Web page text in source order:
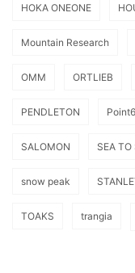
HOKA ONEONE
Mountain Research
OMM ORTLIEB
PENDLETON Point6
SALOMON SEA
snow peak
TOAKS trangia